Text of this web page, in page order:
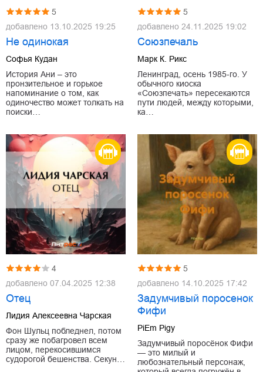
5
добавлено 13.10.2025 19:25
Не одинокая
Софья Кудан
История Ани – это
пронзительное и горькое
напоминание о том, как
одиночество может толкать на
поиски…
5
добавлено 24.11.2025 19:02
Союзпечаль
Марк К. Рикс
Ленинград, осень 1985-го. У
обычного киоска
«Союзпечать» пересекаются
пути людей, между которыми,
ка…
4
добавлено 07.04.2025 12:38
Отец
Лидия Алексеевна Чарская
Фон Шульц побледнел, потом
сразу же побагровел всем
лицом, перекосившимся
судорогой бешенства. Секун…
5
добавлено 14.10.2025 17:42
Задумчивый поросенок
Фифи
PiEm Pigy
Задумчивый поросёнок Фифи
— это милый и
любознательный персонаж,